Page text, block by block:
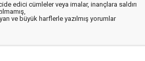
edici cümleler veya imalar, inançlara saldırı
ve büyük harflerle yazılmış yorumlar